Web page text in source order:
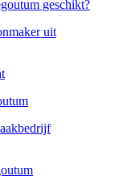
geschikt?
uit